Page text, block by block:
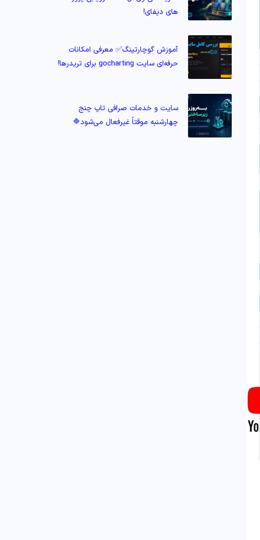
های دیفای!
آموزش گوچارتینگ✅ معرفی امکانات
حرفه‌ای سایت gocharting برای تریدرها!
سایت و خدمات صرافی تاپ‌ چنج
چهارشنبه موقتاً غیرفعال می‌شود🔷